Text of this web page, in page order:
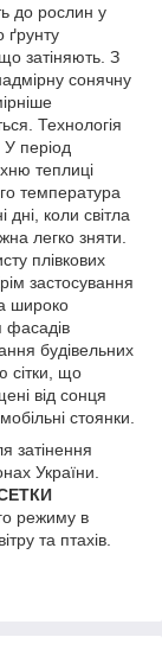
до рослин у
ґрунту
затіняють. З
сонячну
Технологія
У період
теплиці
температура
коли світла
легко зняти.
плівкових
застосування
широко
фасадів
будівельних
сітки, що
від сонця
стоянки.
затінення
України.
режиму в
та птахів.